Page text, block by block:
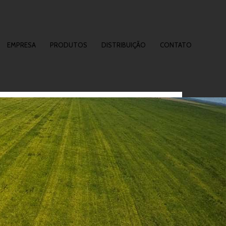
EMPRESA PRODUTOS DISTRIBUIÇÃO CONTATO